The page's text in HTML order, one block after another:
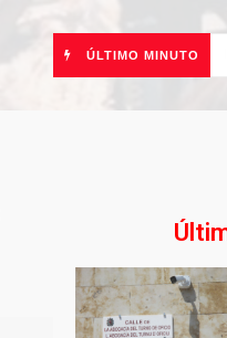
ÚLTIMO MINUTO